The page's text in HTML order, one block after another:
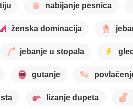
nabijanje pesnica
ženska dominacija
jebanje u stopala
gutanje
lizanje dupeta